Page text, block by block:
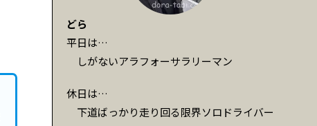
どら
平日は…
しがないアラフォーサラリーマン
休日は…
下道ばっかり走り回る限界ソロドライバー